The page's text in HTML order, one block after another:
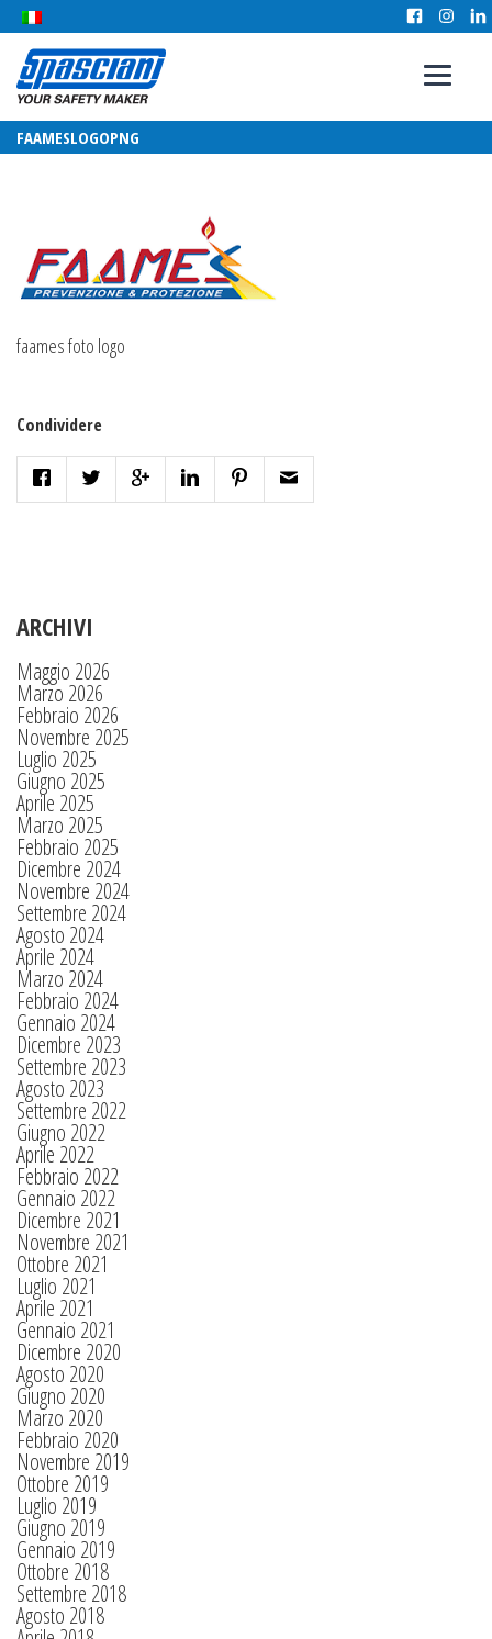
FAAMESLOGOPNG
faames foto logo
Condividere
ARCHIVI
Maggio 2026
Marzo 2026
Febbraio 2026
Novembre 2025
Luglio 2025
Giugno 2025
Aprile 2025
Marzo 2025
Febbraio 2025
Dicembre 2024
Novembre 2024
Settembre 2024
Agosto 2024
Aprile 2024
Marzo 2024
Febbraio 2024
Gennaio 2024
Dicembre 2023
Settembre 2023
Agosto 2023
Settembre 2022
Giugno 2022
Aprile 2022
Febbraio 2022
Gennaio 2022
Dicembre 2021
Novembre 2021
Ottobre 2021
Luglio 2021
Aprile 2021
Gennaio 2021
Dicembre 2020
Agosto 2020
Giugno 2020
Marzo 2020
Febbraio 2020
Novembre 2019
Ottobre 2019
Luglio 2019
Giugno 2019
Gennaio 2019
Ottobre 2018
Settembre 2018
Agosto 2018